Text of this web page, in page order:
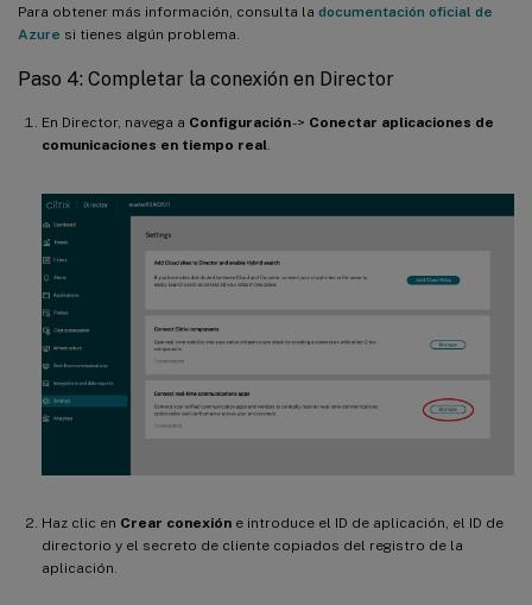
Para obtener más información, consulta la documentación oficial de
Azure si tienes algún problema.
Paso 4: Completar la conexión en Director
En Director, navega a Configuración-> Conectar aplicaciones de
comunicaciones en tiempo real.
Haz clic en Crear conexión e introduce el ID de aplicación, el ID de
directorio y el secreto de cliente copiados del registro de la
aplicación.